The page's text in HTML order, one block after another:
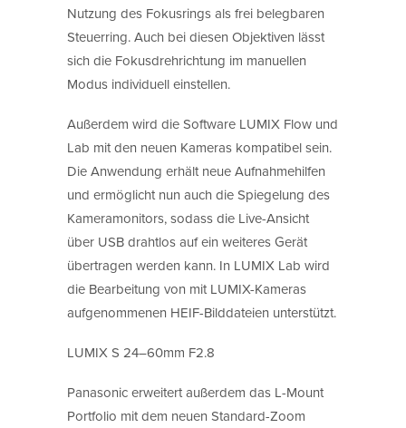
Nutzung des Fokusrings als frei belegbaren
Steuerring. Auch bei diesen Objektiven lässt
sich die Fokusdrehrichtung im manuellen
Modus individuell einstellen.
Außerdem wird die Software LUMIX Flow und
Lab mit den neuen Kameras kompatibel sein.
Die Anwendung erhält neue Aufnahmehilfen
und ermöglicht nun auch die Spiegelung des
Kameramonitors, sodass die Live-Ansicht
über USB drahtlos auf ein weiteres Gerät
übertragen werden kann. In LUMIX Lab wird
die Bearbeitung von mit LUMIX-Kameras
aufgenommenen HEIF-Bilddateien unterstützt.
LUMIX S 24–60mm F2.8
Panasonic erweitert außerdem das L-Mount
Portfolio mit dem neuen Standard-Zoom